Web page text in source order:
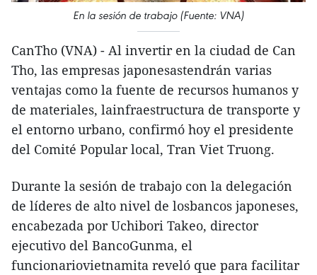
En la sesión de trabajo (Fuente: VNA)
CanTho (VNA) - Al invertir en la ciudad de Can
Tho, las empresas japonesastendrán varias
ventajas como la fuente de recursos humanos y
de materiales, lainfraestructura de transporte y
el entorno urbano, confirmó hoy el presidente
del Comité Popular local, Tran Viet Truong.
Durante la sesión de trabajo con la delegación
de líderes de alto nivel de losbancos japoneses,
encabezada por Uchibori Takeo, director
ejecutivo del BancoGunma, el
funcionariovietnamita reveló que para facilitar